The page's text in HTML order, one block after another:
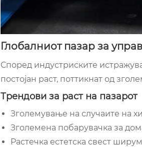
Глобалниот пазар за
Според индустриските
постојан раст, поттикнат од
Трендови за раст на пазарот
Зголемување на случаите на
Зголемена побарувачка за
Растечка естетска свест